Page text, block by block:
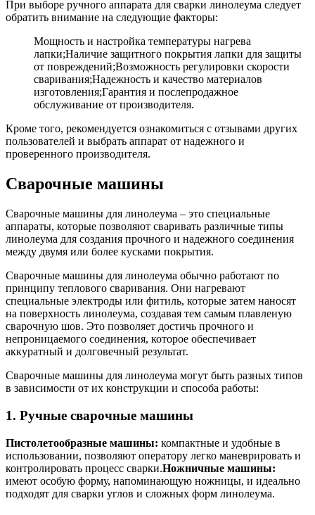
При выборе ручного аппарата для сварки линолеума следует
обратить внимание на следующие факторы:
Мощность и настройка температуры нагрева
лапки;Наличие защитного покрытия лапки для защиты
от повреждений;Возможность регулировки скорости
сваривания;Надежность и качество материалов
изготовления;Гарантия и послепродажное
обслуживание от производителя.
Кроме того, рекомендуется ознакомиться с отзывами других
пользователей и выбрать аппарат от надежного и
проверенного производителя.
Сварочные машины
Сварочные машины для линолеума – это специальные
аппараты, которые позволяют сваривать различные типы
линолеума для создания прочного и надежного соединения
между двумя или более кусками покрытия.
Сварочные машины для линолеума обычно работают по
принципу теплового сваривания. Они нагревают
специальные электроды или фитиль, которые затем наносят
на поверхность линолеума, создавая тем самым плавленую
сварочную шов. Это позволяет достичь прочного и
непроницаемого соединения, которое обеспечивает
аккуратный и долговечный результат.
Сварочные машины для линолеума могут быть разных типов
в зависимости от их конструкции и способа работы:
1. Ручные сварочные машины
Пистолетообразные машины: компактные и удобные в
использовании, позволяют оператору легко маневрировать и
контролировать процесс сварки.Ножничные машины:
имеют особую форму, напоминающую ножницы, и идеально
подходят для сварки углов и сложных форм линолеума.